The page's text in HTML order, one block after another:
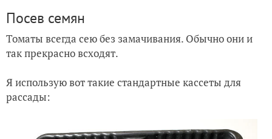
Посев семян
Томаты всегда сею без замачивания. Обычно они и
так прекрасно всходят.
Я использую вот такие стандартные кассеты для
рассады: